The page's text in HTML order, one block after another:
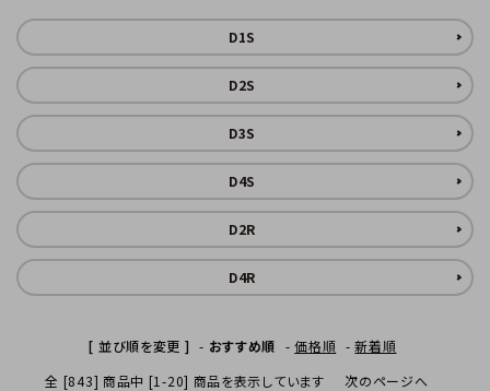
カテゴリーから探す
INFORMATIOM
D1S
D2S
D3S
D4S
D2R
D4R
[ 並び順を変更 ] - おすすめ順 -価格順 -新着順
全 [843] 商品中 [1-20] 商品を表示しています
次のページへ